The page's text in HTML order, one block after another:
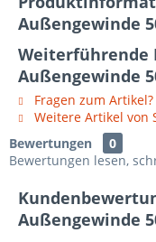
Außengewinde
Weiterführende
Außengewinde
Fragen zum Artikel?
Weitere Artikel von
Bewertungen
0
Bewertungen lesen,
Außengewinde